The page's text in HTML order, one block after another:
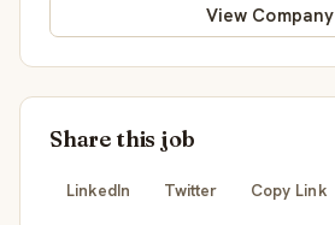
View Company
Share this job
LinkedIn Twitter Copy Link